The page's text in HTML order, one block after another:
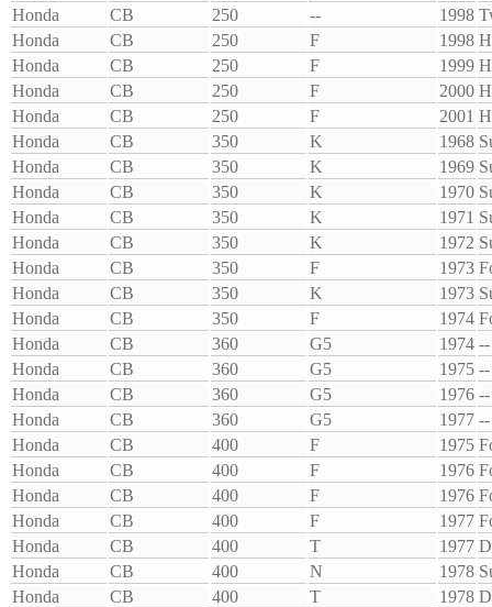
Honda
CB 250 -- 1998
Honda
CB 250 F 1998
Honda
CB 250 F 1999
Honda
CB 250 F 2000
Honda
CB 250 F 2001
Honda
CB 350 K 1968
Honda
CB 350 K 1969
Honda
CB 350 K 1970
Honda
CB 350 K 1971
Honda
CB 350 K 1972
Honda
CB 350 F 1973
Honda
CB 350 K 1973
Honda
CB 350 F 1974
Honda
CB 360 G5 1974 --
Honda
CB 360 G5 1975 --
Honda
CB 360 G5 1976 --
Honda
CB 360 G5 1977 --
Honda
CB 400 F 1975
Honda
CB 400 F 1976
Honda
CB 400 F 1976
Honda
CB 400 F 1977
Honda
CB 400 T 1977
Honda
CB 400 N 1978
Honda
CB 400 T 1978